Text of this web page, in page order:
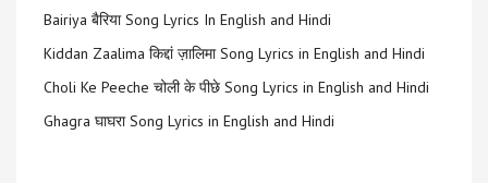
Bairiya बैरिया Song Lyrics In English and Hindi
Kiddan Zaalima किद्दां ज़ालिमा Song Lyrics in English and Hindi
Choli Ke Peeche चोली के पीछे Song Lyrics in English and Hindi
Ghagra घाघरा Song Lyrics in English and Hindi